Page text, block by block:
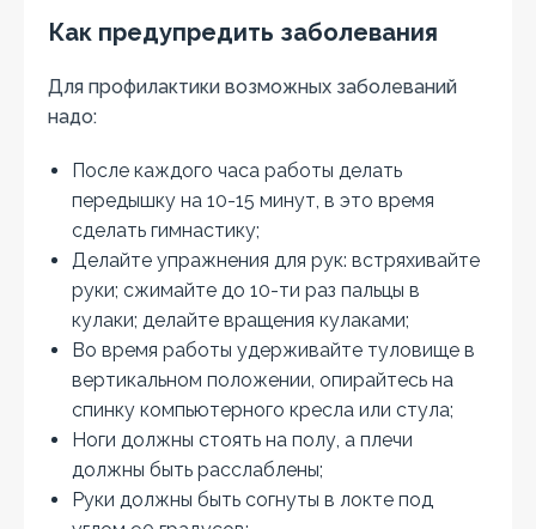
Как предупредить заболевания
Для профилактики возможных заболеваний
надо:
После каждого часа работы делать
передышку на 10-15 минут, в это время
сделать гимнастику;
Делайте упражнения для рук: встряхивайте
руки; сжимайте до 10-ти раз пальцы в
кулаки; делайте вращения кулаками;
Во время работы удерживайте туловище в
вертикальном положении, опирайтесь на
спинку компьютерного кресла или стула;
Ноги должны стоять на полу, а плечи
должны быть расслаблены;
Руки должны быть согнуты в локте под